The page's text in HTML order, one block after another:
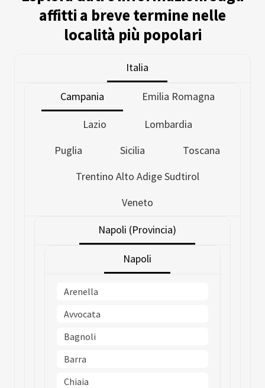
affitti a breve termine nelle
località più popolari
Italia
Campania Emilia Romagna
Lazio
Lombardia
Puglia
Sicilia
Toscana
Trentino Alto Adige Sudtirol
Veneto
Napoli (Provincia)
Napoli
Arenella
Avvocata
Bagnoli
Barra
Chiaia